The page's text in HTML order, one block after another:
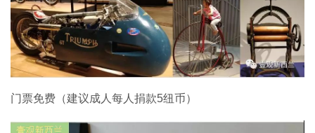
门票免费（建议成人每人捐款5纽币）